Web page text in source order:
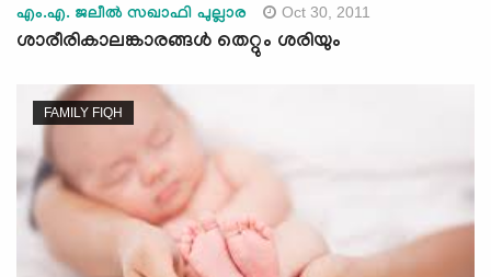
എം.എ. ജലീല്‍ സഖാഫി പുല്ലാര Oct 30, 2011
ശാരീരികാലങ്കാരങ്ങള്‍ തെറ്റും ശരിയും
FAMILY FIQH